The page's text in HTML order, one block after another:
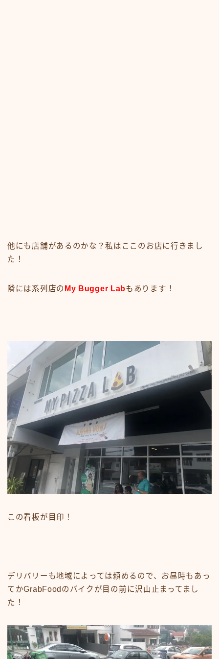
他にも店舗があるのかな？私はここのお店に行きまし
た！
隣には系列店の My Bugger Labもあります！
この看板が目印！
デリバリーも地域によっては頼めるので、お昼時もあっ
てかGrabFoodのバイクが目の前に沢山止まってまし
た！